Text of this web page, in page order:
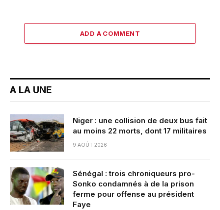
ADD A COMMENT
A LA UNE
Niger : une collision de deux bus fait
au moins 22 morts, dont 17 militaires
9 AOÛT 2026
Sénégal : trois chroniqueurs pro-
Sonko condamnés à de la prison
ferme pour offense au président
Faye